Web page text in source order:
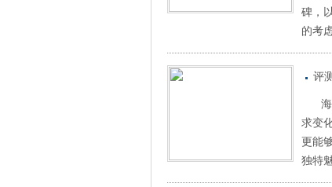
碑，
的考
评测
求变
更能
独特